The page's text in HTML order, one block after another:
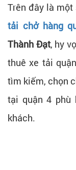
Trên đây là
tải chở hàng
Thành Đạt, hy
thuê xe tải
tìm kiếm, chọn
tại quận 4 phù
khách.